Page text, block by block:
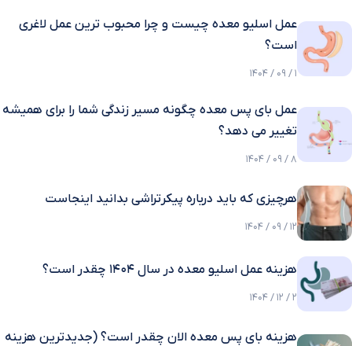
عمل اسلیو معده چیست و چرا محبوب ترین عمل لاغری
است؟
1 / 09 / 1404
عمل بای پس معده چگونه مسیر زندگی شما را برای همیشه
تغییر می دهد؟
8 / 09 / 1404
هرچیزی که باید درباره پیکرتراشی بدانید اینجاست
12 / 09 / 1404
هزینه عمل اسلیو معده در سال 1404 چقدر است؟
2 / 12 / 1404
هزینه بای پس معده الان چقدر است؟ (جدیدترین هزینه